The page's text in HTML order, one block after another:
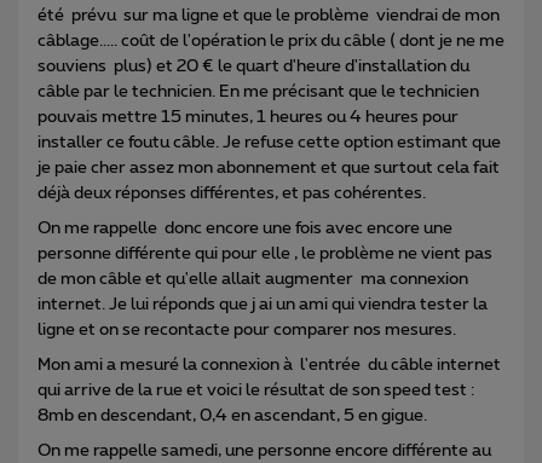
été prévu sur ma ligne et que le problème viendrai de mon
câblage..... coût de l'opération le prix du câble ( dont je ne me
souviens plus) et 20 € le quart d'heure d'installation du
câble par le technicien. En me précisant que le technicien
pouvais mettre 15 minutes, 1 heures ou 4 heures pour
installer ce foutu câble. Je refuse cette option estimant que
je paie cher assez mon abonnement et que surtout cela fait
déjà deux réponses différentes, et pas cohérentes.
On me rappelle donc encore une fois avec encore une
personne différente qui pour elle , le problème ne vient pas
de mon câble et qu'elle allait augmenter ma connexion
internet. Je lui réponds que j ai un ami qui viendra tester la
ligne et on se recontacte pour comparer nos mesures.
Mon ami a mesuré la connexion à l'entrée du câble internet
qui arrive de la rue et voici le résultat de son speed test :
8mb en descendant, 0,4 en ascendant, 5 en gigue.
On me rappelle samedi, une personne encore différente au